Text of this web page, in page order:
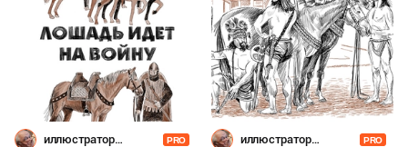
иллюстратор
PRO
иллюстратор
PRO